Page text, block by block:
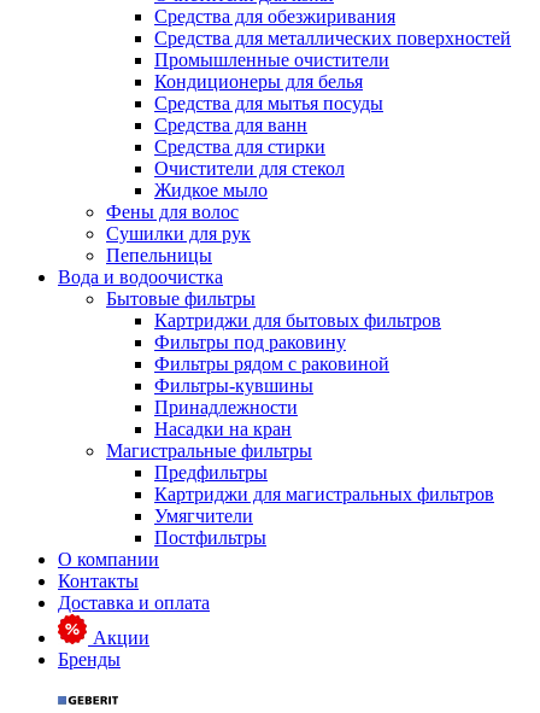
Средства для обезжиривания
Средства для металлических поверхностей
Промышленные очистители
Кондиционеры для белья
Средства для мытья посуды
Средства для ванн
Средства для стирки
Очистители для стекол
Жидкое мыло
Фены для волос
Сушилки для рук
Пепельницы
Вода и водоочистка
Бытовые фильтры
Картриджи для бытовых фильтров
Фильтры под раковину
Фильтры рядом с раковиной
Фильтры-кувшины
Принадлежности
Насадки на кран
Магистральные фильтры
Предфильтры
Картриджи для магистральных фильтров
Умягчители
Постфильтры
О компании
Контакты
Доставка и оплата
Акции
Бренды